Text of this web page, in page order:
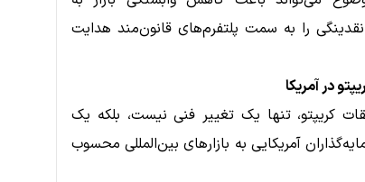
را به سمت پلتفرم‌های قانون‌مند هدایت
در آمریکا
کریپتو، تنها یک تغییر فنی نیست، بلکه یک
آمریکایی به بازارهای بین‌المللی محسوب